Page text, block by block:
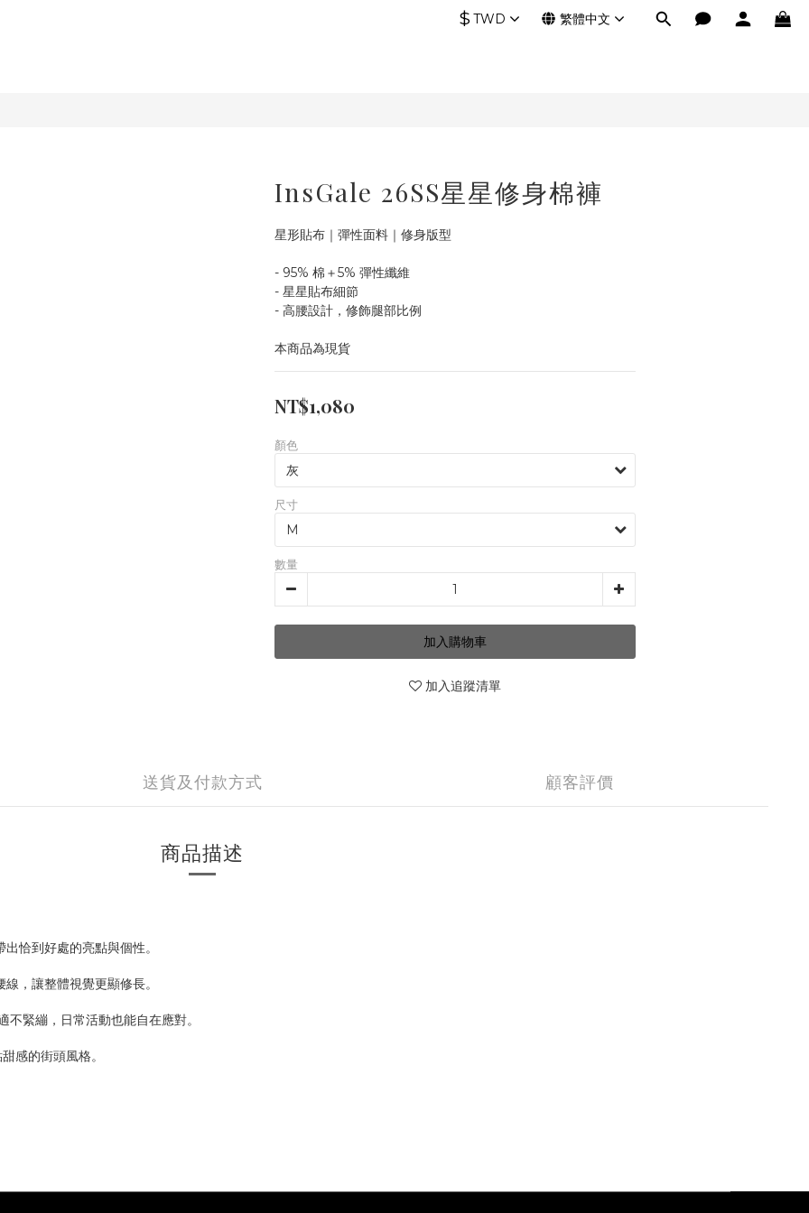
$ TWD 繁體中文
InsGale 26SS星星修身棉褲
星形貼布｜彈性面料｜修身版型
- 95% 棉＋5% 彈性纖維
- 星星貼布細節
- 高腰設計，修飾腿部比例
本商品為現貨
NT$1,080
顏色
尺寸
數量
加入購物車
加入追蹤清單
送貨及付款方式 顧客評價
商品描述
恰到好處的亮點與個性。
，讓整體視覺更顯修長。
緊繃，日常活動也能自在應對。
感的街頭風格。